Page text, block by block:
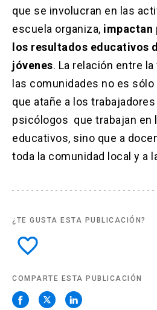
que se involucran en las
escuela organiza, impactan
los resultados educativos
jóvenes. La relación entre
las comunidades no es
que atañe a los
psicólogos que trabajan en
educativos, sino que a
toda la comunidad local y a
¿TE GUSTA ESTA PUBLICACIÓN?
favorite_border
COMPARTE ESTA PUBLICACIÓN